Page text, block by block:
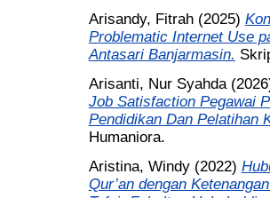
Arisandy, Fitrah(2025)
Problematic Internet Use
Antasari Banjarmasin.
Arisanti, Nur Syahda
Job Satisfaction Pegawai
Pendidikan Dan Pelatihan
Humaniora.
Aristina, Windy(2022)
Qur’an dengan